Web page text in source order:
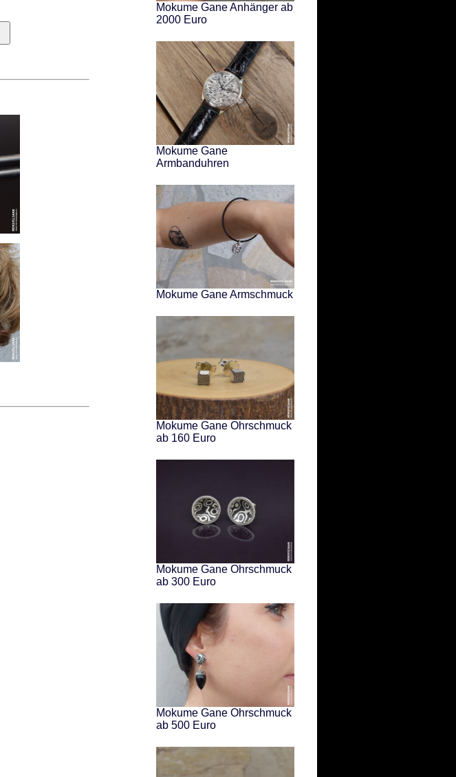
Mokume Gane Anhänger ab
2000 Euro
Mokume Gane
Armbanduhren
Mokume Gane Armschmuck
Mokume Gane Ohrschmuck
ab 160 Euro
Mokume Gane Ohrschmuck
ab 300 Euro
Mokume Gane Ohrschmuck
ab 500 Euro